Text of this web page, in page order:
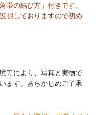
帯の結び方」付きです。
明しておりますので初め
等により、写真と実物で
ます。あらかじめご了承